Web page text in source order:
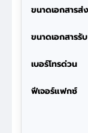
ขนาดเอกสารส่ง
ขนาดเอกสารรับ
เบอร์โทรด่วน
ฟีเจอร์แฟกซ์